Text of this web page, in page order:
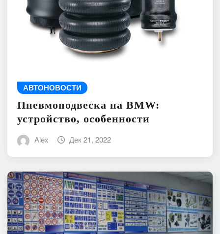
АВТОНОВОСТИ
Пневмоподвеска на BMW:
устройство, особенности
Alex Дек 21, 2022